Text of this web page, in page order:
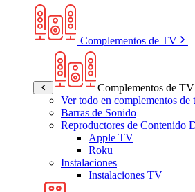
Complementos de TV
Complementos de TV
Ver todo en complementos de
Barras de Sonido
Reproductores de Contenido
Apple TV
Roku
Instalaciones
Instalaciones TV